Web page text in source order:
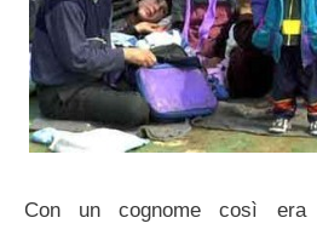
Con un cognome così era